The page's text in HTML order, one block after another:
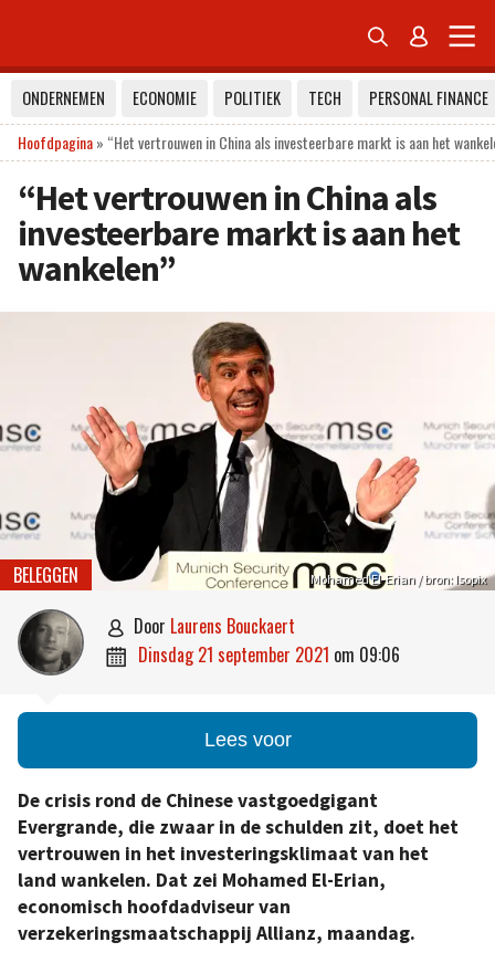
 
ONDERNEMEN ECONOMIE POLITIEK TECH
PERSONAL FINANCE
Hoofdpagina» “Het vertrouwen in China als investeerbare markt is aan het
“Het vertrouwen in China als
investeerbare markt is aan het
wankelen”
Mohamed El-Erian / bron: Isopix
BELEGGEN
 door Laurens Bouckaert
 dinsdag 21 september 2021 om 09:06
Lees voor
De crisis rond de Chinese vastgoedgigant
Evergrande, die zwaar in de schulden zit, doet het
vertrouwen in het investeringsklimaat van het
land wankelen. Dat zei Mohamed El-Erian,
economisch hoofdadviseur van
verzekeringsmaatschappij Allianz, maandag.